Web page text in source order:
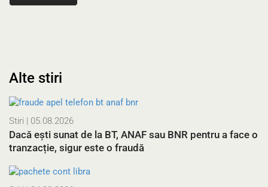
Alte stiri
Stiri | 05.08.2026
Dacă ești sunat de la BT, ANAF sau BNR pentru a face o
tranzacție, sigur este o fraudă